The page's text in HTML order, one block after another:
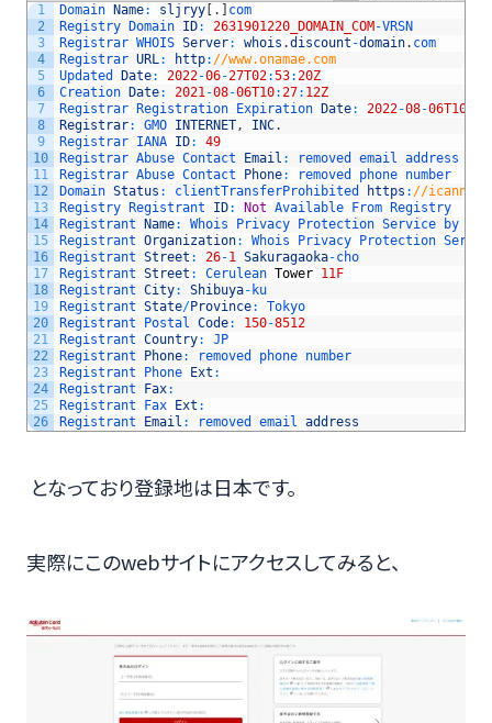
1
2
3
4
5
6
7
8
9
10
11
12
13
14
15
16
17
18
19
20
21
22
23
24
25
26
Domain Name: sljryy [ . ] com
Registry Domain ID: 2631901220_DOMAIN_COM-VRSN
Registrar WHOIS Server: whois .discount -domain. com
Registrar URL : http: //www.onamae.com
Updated Date: 2022-06-27T02:53: 20Z
Creation Date: 2021 -08-06T10: 27: 12Z
Registrar Registration Expiration Date: 2022-08-06T10
Registrar: GMO INTERNET , INC.
Registrar IANA ID:
49
Registrar Abuse Contact Email : removed email address
Registrar Abuse Contact Phone: removed phone number
Domain Status : clientTransferProhibited https : //
Registry Registrant ID: Not Available From Registry
Registrant Name: Whois Privacy Protection Service by
Registrant Organization: Whois Privacy Protection
Registrant Street : 26-1 Sakuragaoka-cho
Registrant Street : Cerulean Tower 11F
Registrant City: Shibuya- ku
Registrant State/Province:
Tokyo
Registrant Postal Code: 150-8512
Registrant Country:
JP
Registrant Phone: removed phone number
Registrant Phone Ext :
Registrant Fax:
Registrant Fax Ext :
Registrant Email : removed email address
となっており登録地は日本です。
実際にこのwebサイトにアクセスしてみると、